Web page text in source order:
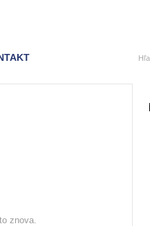
znova.